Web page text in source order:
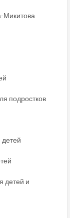
Микитова
подростков
детей и